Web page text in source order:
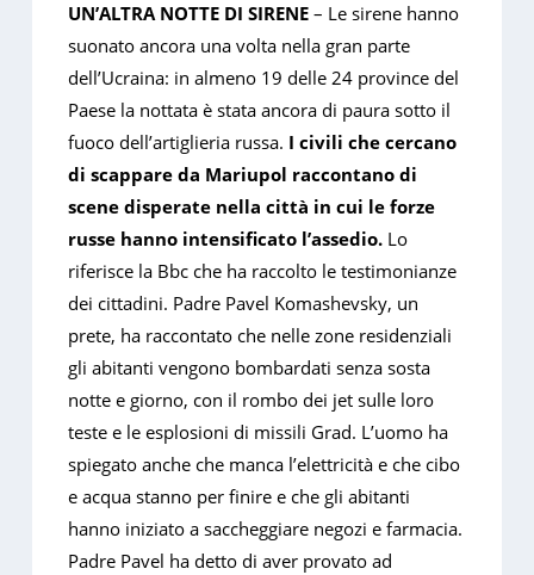
UN’ALTRA NOTTE DI SIRENE– Le sirene hanno
suonato ancora una volta nella gran parte
dell’Ucraina: in almeno 19 delle 24 province del
Paese la nottata è stata ancora di paura sotto il
fuoco dell’artiglieria russa. I civili che cercano
di scappare da Mariupol raccontano di
scene disperate nella città in cui le forze
russe hanno intensificato l’assedio. Lo
riferisce la Bbc che ha raccolto le testimonianze
dei cittadini. Padre Pavel Komashevsky, un
prete, ha raccontato che nelle zone residenziali
gli abitanti vengono bombardati senza sosta
notte e giorno, con il rombo dei jet sulle loro
teste e le esplosioni di missili Grad. L’uomo ha
spiegato anche che manca l’elettricità e che cibo
e acqua stanno per finire e che gli abitanti
hanno iniziato a saccheggiare negozi e farmacia.
Padre Pavel ha detto di aver provato ad